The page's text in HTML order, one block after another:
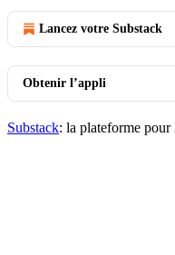
Lancez votre Substack
Obtenir l’appli
Substack: la plateforme pour